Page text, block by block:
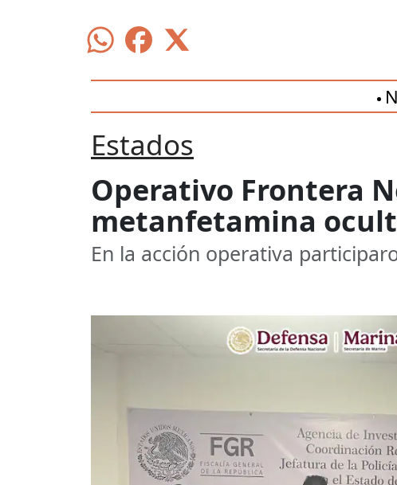
Estados
Operativo Frontera
metanfetamina
En la acción operativa